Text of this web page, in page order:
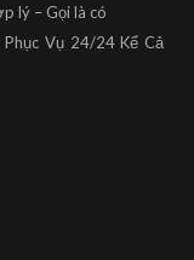
lý – Gọi là có
Vụ 24/24 Kể Cả